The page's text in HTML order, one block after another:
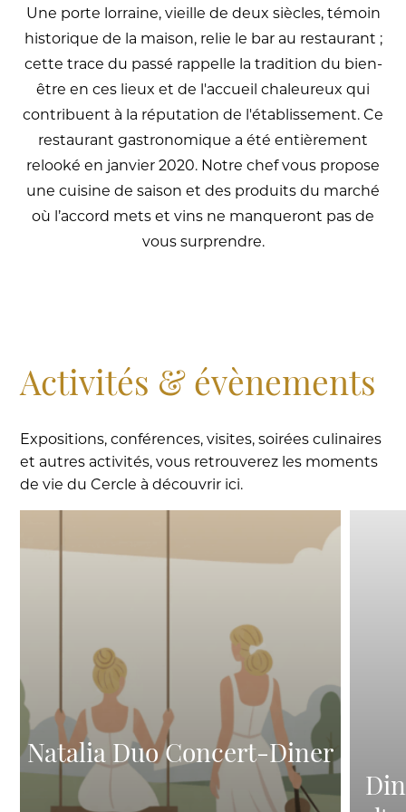
Une porte lorraine, vieille de deux siècles, témoin
historique de la maison, relie le bar au restaurant ;
cette trace du passé rappelle la tradition du bien-
être en ces lieux et de l'accueil chaleureux qui
contribuent à la réputation de l'établissement. Ce
restaurant gastronomique a été entièrement
relooké en janvier 2020. Notre chef vous propose
une cuisine de saison et des produits du marché
où l’accord mets et vins ne manqueront pas de
vous surprendre.
Activités & évènements
Expositions, conférences, visites, soirées culinaires
et autres activités, vous retrouverez les moments
de vie du Cercle à découvrir ici.
Natalia Duo Concert-Diner